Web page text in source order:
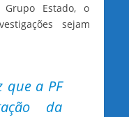
Estado, o
sejam
que a PF
da